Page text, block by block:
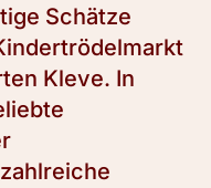
Schätze
Kleve. In